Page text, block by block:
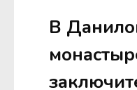
В